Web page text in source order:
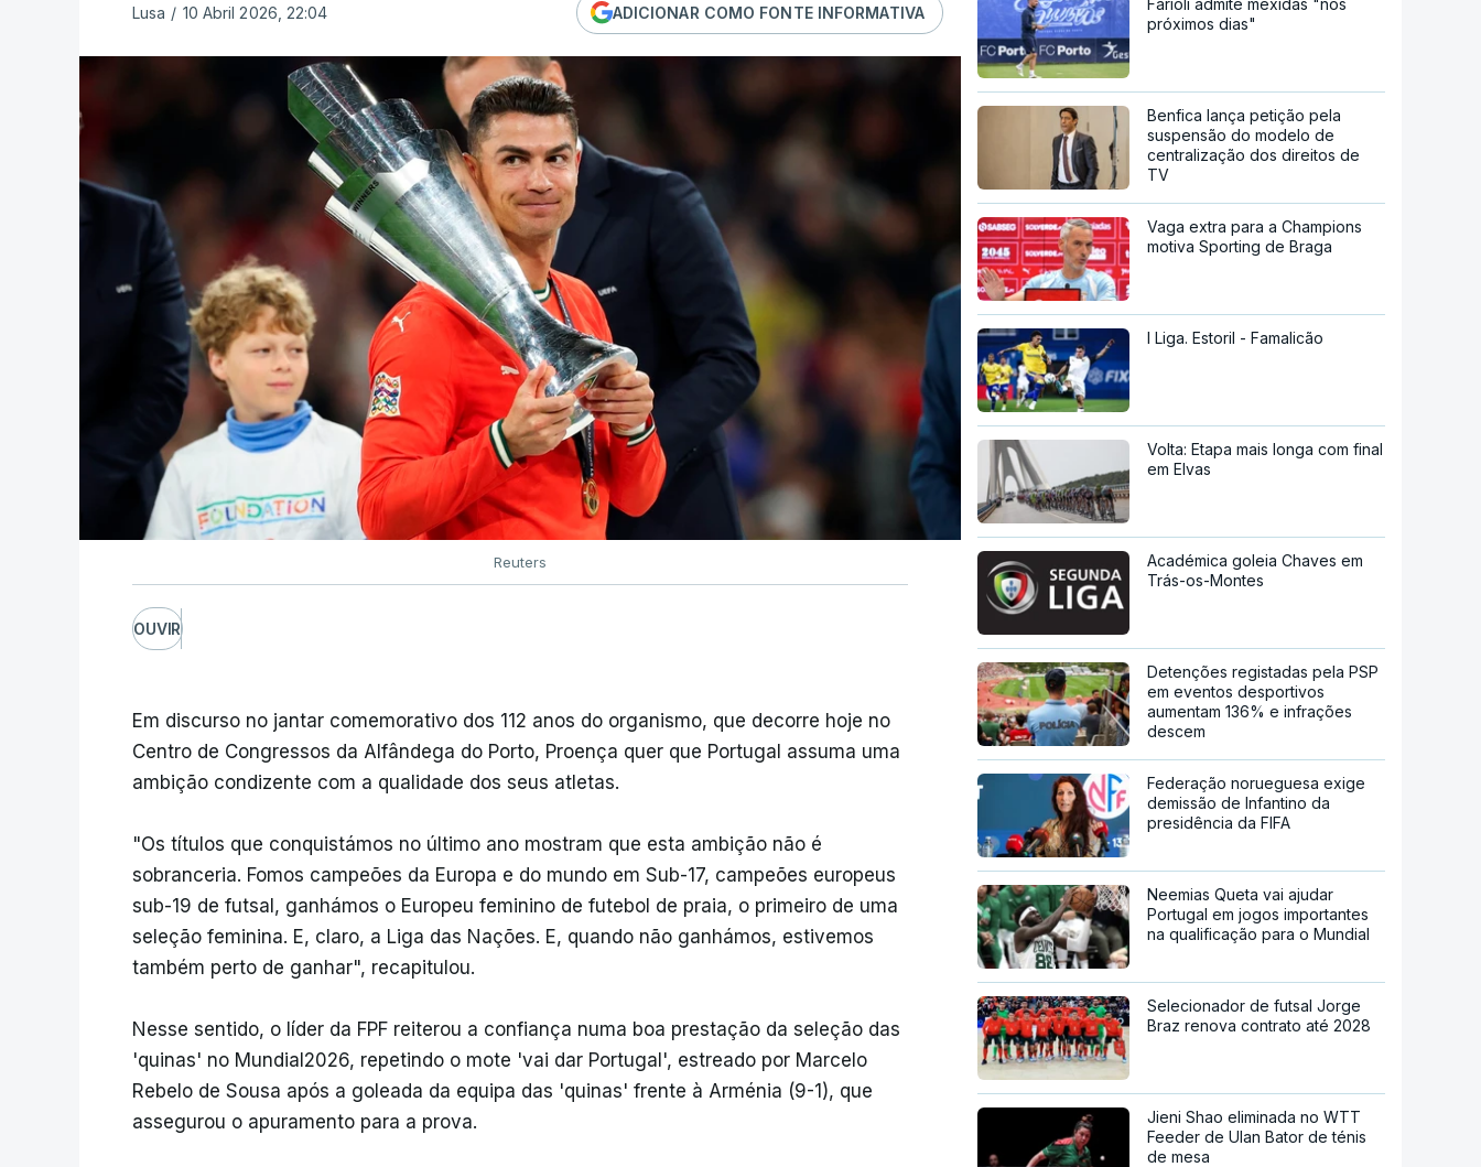
Lusa / 10 Abril 2026, 22:04 ADICIONAR COMO FONTE INFORMATIVA
Reuters
OUVIR
Em discurso no jantar comemorativo dos 112 anos do organismo, que decorre hoje no
Centro de Congressos da Alfândega do Porto, Proença quer que Portugal assuma uma
ambição condizente com a qualidade dos seus atletas.
"Os títulos que conquistámos no último ano mostram que esta ambição não é
sobranceria. Fomos campeões da Europa e do mundo em Sub-17, campeões europeus
sub-19 de futsal, ganhámos o Europeu feminino de futebol de praia, o primeiro de uma
seleção feminina. E, claro, a Liga das Nações. E, quando não ganhámos, estivemos
também perto de ganhar", recapitulou.
Nesse sentido, o líder da FPF reiterou a confiança numa boa prestação da seleção das
'quinas' no Mundial2026, repetindo o mote 'vai dar Portugal', estreado por Marcelo
Rebelo de Sousa após a goleada da equipa das 'quinas' frente à Arménia (9-1), que
assegurou o apuramento para a prova.
Farioli admite mexidas "nos
próximos dias"
Benfica lança petição pela
suspensão do modelo de
centralização dos direitos de
TV
Vaga extra para a Champions
motiva Sporting de Braga
I Liga. Estoril - Famalicão
Volta: Etapa mais longa com final
em Elvas
Académica goleia Chaves em
Trás-os-Montes
Detenções registadas pela PSP
em eventos desportivos
aumentam 136% e infrações
descem
Federação norueguesa exige
demissão de Infantino da
presidência da FIFA
Neemias Queta vai ajudar
Portugal em jogos importantes
na qualificação para o Mundial
Selecionador de futsal Jorge
Braz renova contrato até 2028
Jieni Shao eliminada no WTT
Feeder de Ulan Bator de ténis
de mesa